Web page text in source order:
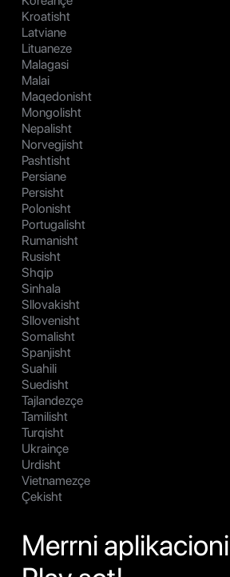
Kroatisht
Latviane
Lituaneze
Malagasi
Malai
Maqedonisht
Mongolisht
Nepalisht
Norvegjisht
Pashtisht
Persiane
Persisht
Polonisht
Portugalisht
Rumanisht
Rusisht
Shqip
Sinhala
Sllovakisht
Sllovenisht
Somalisht
Spanjisht
Suahili
Suedisht
Tajlandezçe
Tamilisht
Turqisht
Ukrainçe
Urdisht
Vietnamezçe
Çekisht
Merrni